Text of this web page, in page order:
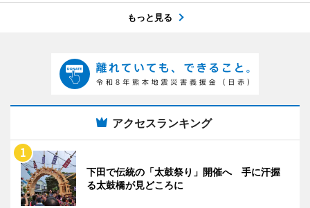
もっと見る
アクセスランキング
下田で伝統の「太鼓祭り」開催へ 手に汗握
る太鼓橋が見どころに